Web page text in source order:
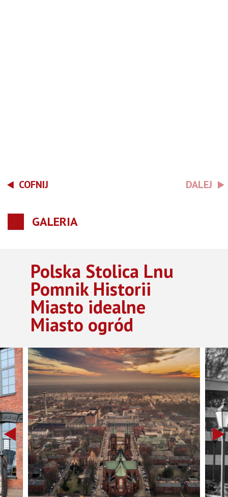
COFNIJ DALEJ
GALERIA
Polska Stolica Lnu
Pomnik Historii
Miasto idealne
Miasto ogród